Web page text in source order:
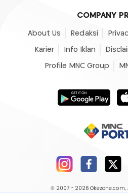
COMPANY
About Us Redaksi
Karier Info Iklan
Profile MNC Group
© 2007 - 2026 Okezone.com,